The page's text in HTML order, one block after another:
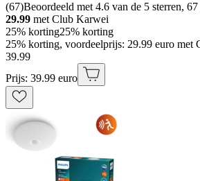
(67)Beoordeeld met 4.6 van de 5 sterren,
29.99 met Club Karwei
25% korting25% korting
25% korting, voordeelprijs: 29.99 euro met
39.99
Prijs: 39.99 euro